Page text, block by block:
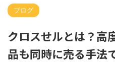
ブログ
クロスせルとは？高
品も同時に売る手法